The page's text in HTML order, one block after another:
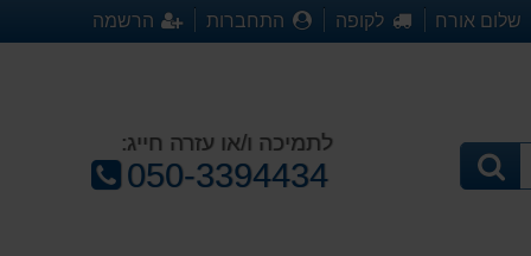
שלום אורח לקופה התחברות הרשמה
לתמיכה ו/או עזרה חייג:
טלפון:
050-3394434